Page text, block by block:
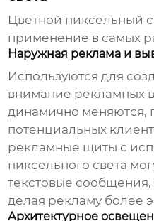
Цветной пиксельный
применение в самых
Наружная реклама и
Используются для
внимание рекламных
динамично меняются,
потенциальных
рекламные щиты с
пиксельного света
текстовые
делая рекламу более
Архитектурное